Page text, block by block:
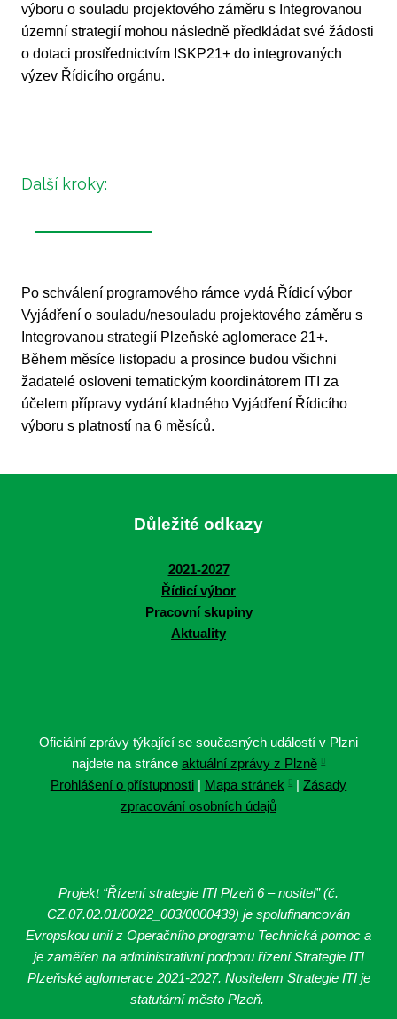
výboru o souladu projektového záměru s Integrovanou
územní strategií mohou následně předkládat své žádosti
o dotaci prostřednictvím ISKP21+ do integrovaných
výzev Řídicího orgánu.
Další kroky:
Po schválení programového rámce vydá Řídicí výbor
Vyjádření o souladu/nesouladu projektového záměru s
Integrovanou strategií Plzeňské aglomerace 21+.
Během měsíce listopadu a prosince budou všichni
žadatelé osloveni tematickým koordinátorem ITI za
účelem přípravy vydání kladného Vyjádření Řídicího
výboru s platností na 6 měsíců.
Důležité odkazy
2021-2027
Řídicí výbor
Pracovní skupiny
Aktuality
Oficiální zprávy týkající se současných událostí v Plzni
najdete na stránce aktuální zprávy z Plzně
Prohlášení o přístupnosti| Mapa stránek |Zásady
zpracování osobních údajů
Projekt “Řízení strategie ITI Plzeň 6 – nositel” (č.
CZ.07.02.01/00/22_003/0000439) je spolufinancován
Evropskou unií z Operačního programu Technická pomoc a
je zaměřen na administrativní podporu řízení Strategie ITI
Plzeňské aglomerace 2021-2027. Nositelem Strategie ITI je
statutární město Plzeň.